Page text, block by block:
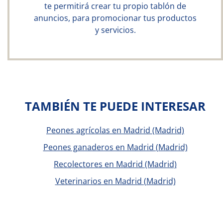
te permitirá crear tu propio tablón de
anuncios, para promocionar tus productos
y servicios.
TAMBIÉN TE PUEDE INTERESAR
Peones agrícolas en Madrid (Madrid)
Peones ganaderos en Madrid (Madrid)
Recolectores en Madrid (Madrid)
Veterinarios en Madrid (Madrid)